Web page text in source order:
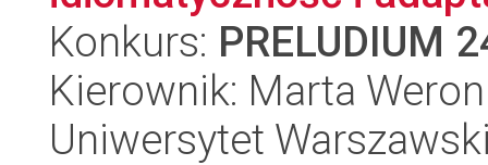
Konkurs: PRELUDIUM
Kierownik: Marta
Uniwersytet